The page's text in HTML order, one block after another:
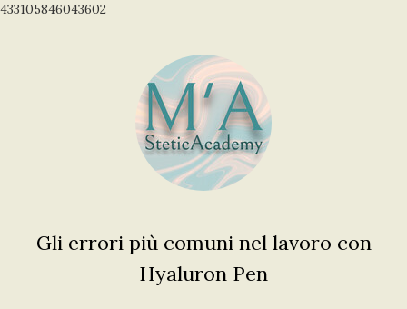
433105846043602
Gli errori più comuni nel lavoro con
Hyaluron Pen